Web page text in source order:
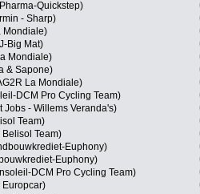
Quickstep)
- Sharp)
Mondiale)
Big Mat)
Mondiale)
& Sapone)
La Mondiale)
DCM Pro Cycling Team)
Jobs - Willems Veranda's)
Team)
Team)
Euphony)
Euphony)
DCM Pro Cycling Team)
Europcar)